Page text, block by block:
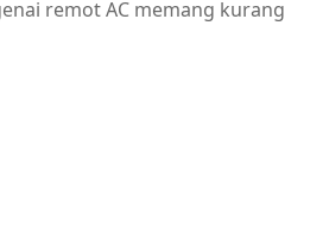
remot AC memang kurang